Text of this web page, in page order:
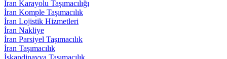
İran Karayolu Taşımacılığı
İran Komple Taşımacılık
İran Lojistik Hizmetleri
İran Nakliye
İran Parsiyel Taşımacılık
İran Taşımacılık
İskandinavya Taşımacılık